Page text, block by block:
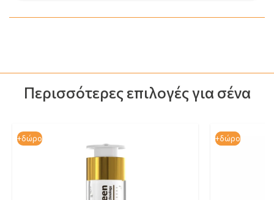
Περισσότερες επιλογές για σένα
+δώρο +δώρο
+δώρο